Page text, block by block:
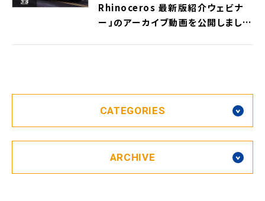
Rhinoceros 最新版紹介ウェビナ
ー」のアーカイブ動画を公開しまし
CATEGORIES
ARCHIVE